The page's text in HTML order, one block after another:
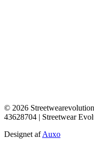
© 2026
43628704 | Streetwear
Designet afAuxo